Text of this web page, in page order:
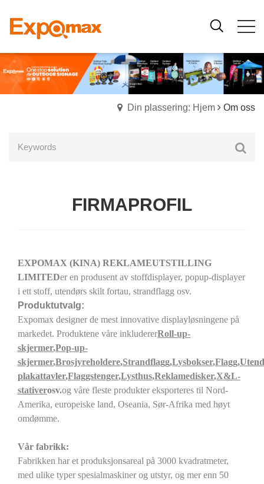
Din plassering: Hjem Om oss
FIRMAPROFIL
EXPOMAX (KINA) REKLAMEUTSTILLING
LIMITEDer en produsent av stoffdisplayer, popup-displayer
i ett stoff, utendørs skilt fortau, strandflagg osv.
Produktutvalg:
Expomax designer de mest innovative displayløsningene på
markedet. Produktene våre inkludererRoll-up-
skjermer,Pop-up-
skjermer,Brosjyreholdere,Strandflagg,Lysbokser,Flagg,
plakattavler,Flaggstenger,Lysthus,Reklamedisker,X&L-
stativerosv.og våre fleste produkter eksporteres til Nord-
Amerika, europeiske land, Oseania, Sør-Afrika med høyt
omdømme.
Vår fabrikk:
Fabrikken har et produksjonsareal på 3000 kvadratmeter,
med ulike typer spesialmaskiner og utstyr, og mer enn 50